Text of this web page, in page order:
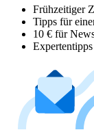
Frühzeitiger
Tipps für
10 € für